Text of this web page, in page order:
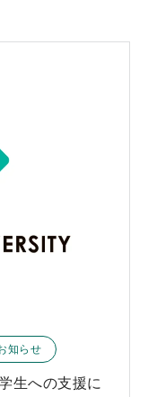
知らせ
生への支援に